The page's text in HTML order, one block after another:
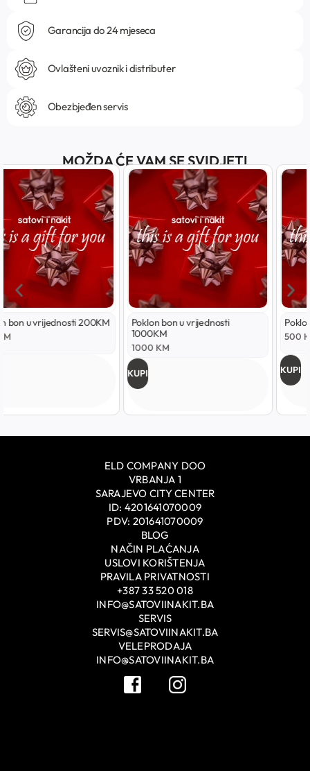
Garancija do 24 mjeseca
Ovlašteni uvoznik i distributer
Obezbjeđen servis
MOŽDA ĆE VAM SE SVIDJETI
Poklon bon u vrijednosti
Poklon bon u vrijednosti 500KM
ELD COMPANY DOO
VRBANJA 1
SARAJEVO CITY CENTER
ID: 4201641070009
PDV: 201641070009
BLOG
NAČIN PLAĆANJA
USLOVI KORIŠTENJA
PRAVILA PRIVATNOSTI
+387 33 520 018
INFO@SATOVIINAKIT.BA
SERVIS
SERVIS@SATOVIINAKIT.BA
VELEPRODAJA
INFO@SATOVIINAKIT.BA